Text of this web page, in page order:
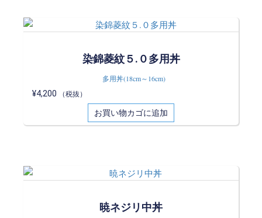
染錦菱紋５.０多用丼
多用丼(18cm～16cm)
¥4,200 （税抜）
お買い物カゴに追加
暁ネジリ中丼